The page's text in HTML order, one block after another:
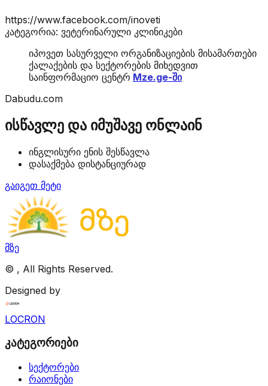
https://www.facebook.com/inoveti
კატეგორია: ვეტერინარული კლინიკები
იპოვეთ სასურველი ორგანიზაციების მისამართები
ქალაქების და სექტორების მიხედვით
საინფორმაციო ცენტრ Mze.ge-ში
Dabudu.com
ისწავლე და იმუშავე ონლაინ
ინგლისური ენის შესწავლა
დასაქმება დისტანციურად
გაიგეთ მეტი
მზე
© , All Rights Reserved.
Designed by
LOCRON
კატეგორიები
სექტორები
რაიონები